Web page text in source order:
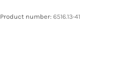
Product number: 6516.13-41